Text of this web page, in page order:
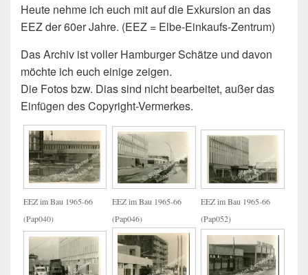
Heute nehme ich euch mit auf die Exkursion an das
EEZ der 60er Jahre. (EEZ = Elbe-Einkaufs-Zentrum)
Das Archiv ist voller Hamburger Schätze und davon
möchte ich euch einige zeigen.
Die Fotos bzw. Dias sind nicht bearbeitet, außer das
Einfügen des Copyright-Vermerkes.
EEZ im Bau 1965-66
(Pap040)
EEZ im Bau 1965-66
(Pap046)
EEZ im Bau 1965-66
(Pap052)